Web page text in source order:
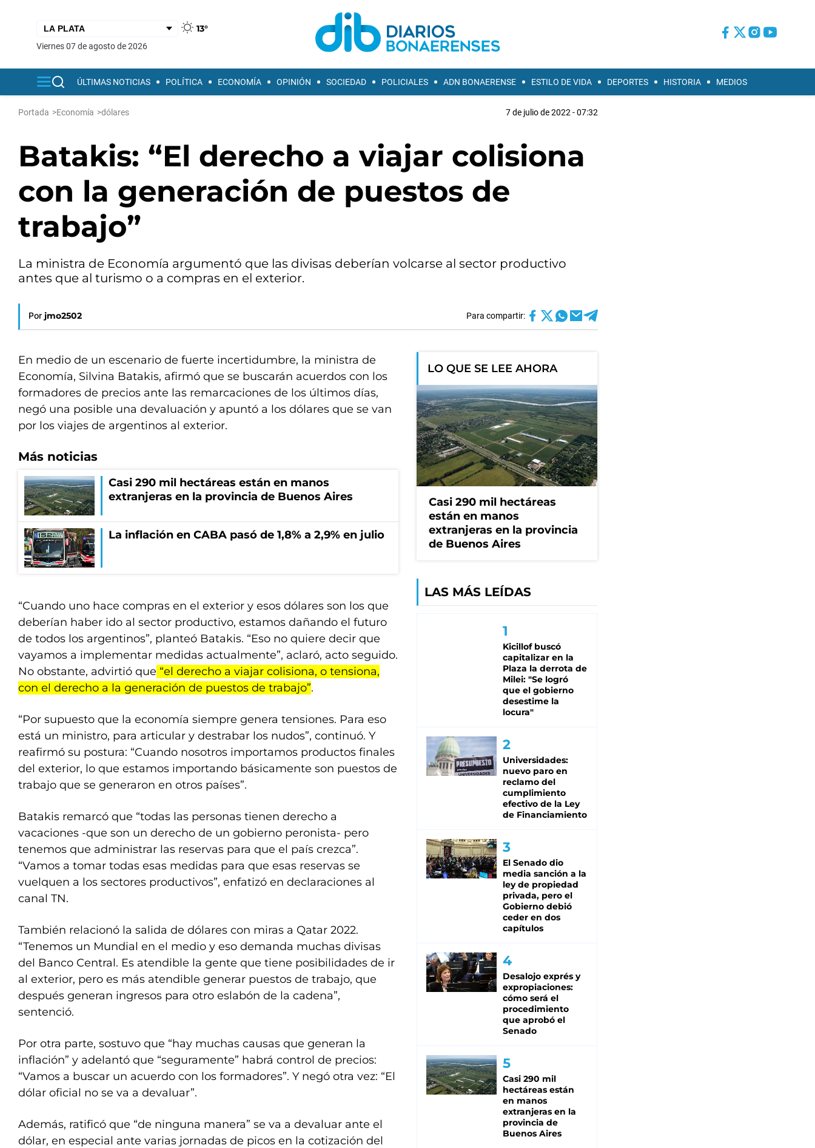
13°
viernes 07 de agosto de 2026
ÚLTIMAS NOTICIAS POLÍTICA ECONOMÍA OPINIÓN SOCIEDAD POLICIALES ADN BONAERENSE ESTILO DE VIDA DEPORTES HISTORIA MEDIOS
Portada >Economía >dólares 7 de julio de 2022 - 07:32
Batakis: “El derecho a viajar colisiona
con la generación de puestos de
trabajo”
La ministra de Economía argumentó que las divisas deberían volcarse al sector productivo
antes que al turismo o a compras en el exterior.
Por jmo2502 Para compartir:
En medio de un escenario de fuerte incertidumbre, la ministra de
Economía, Silvina Batakis, afirmó que se buscarán acuerdos con los
formadores de precios ante las remarcaciones de los últimos días,
negó una posible una devaluación y apuntó a los dólares que se van
por los viajes de argentinos al exterior.
Más noticias
Casi 290 mil hectáreas están en manos
extranjeras en la provincia de Buenos Aires
La inflación en CABA pasó de 1,8% a 2,9% en julio
“Cuando uno hace compras en el exterior y esos dólares son los que
deberían haber ido al sector productivo, estamos dañando el futuro
de todos los argentinos”, planteó Batakis. “Eso no quiere decir que
vayamos a implementar medidas actualmente”, aclaró, acto seguido.
No obstante, advirtió que “el derecho a viajar colisiona, o tensiona,
con el derecho a la generación de puestos de trabajo”.
“Por supuesto que la economía siempre genera tensiones. Para eso
está un ministro, para articular y destrabar los nudos”, continuó. Y
reafirmó su postura: “Cuando nosotros importamos productos finales
del exterior, lo que estamos importando básicamente son puestos de
trabajo que se generaron en otros países”.
Batakis remarcó que “todas las personas tienen derecho a
vacaciones -que son un derecho de un gobierno peronista- pero
tenemos que administrar las reservas para que el país crezca”.
“Vamos a tomar todas esas medidas para que esas reservas se
vuelquen a los sectores productivos”, enfatizó en declaraciones al
canal TN.
También relacionó la salida de dólares con miras a Qatar 2022.
“Tenemos un Mundial en el medio y eso demanda muchas divisas
del Banco Central. Es atendible la gente que tiene posibilidades de ir
al exterior, pero es más atendible generar puestos de trabajo, que
después generan ingresos para otro eslabón de la cadena”,
sentenció.
Por otra parte, sostuvo que “hay muchas causas que generan la
inflación” y adelantó que “seguramente” habrá control de precios:
“Vamos a buscar un acuerdo con los formadores”. Y negó otra vez: “El
dólar oficial no se va a devaluar”.
Además, ratificó que “de ninguna manera” se va a devaluar ante el
dólar, en especial ante varias jornadas de picos en la cotización del
LO QUE SE LEE AHORA
Casi 290 mil hectáreas
están en manos
extranjeras en la provincia
de Buenos Aires
LAS MÁS LEÍDAS
Kicillof buscó
capitalizar en la
Plaza la derrota de
Milei: "Se logró
que el gobierno
desestime la
locura"
Universidades:
nuevo paro en
reclamo del
cumplimiento
efectivo de la Ley
de Financiamiento
El Senado dio
media sanción a la
ley de propiedad
privada, pero el
Gobierno debió
ceder en dos
capítulos
Desalojo exprés y
expropiaciones:
cómo será el
procedimiento
que aprobó el
Senado
Casi 290 mil
hectáreas están
en manos
extranjeras en la
provincia de
Buenos Aires